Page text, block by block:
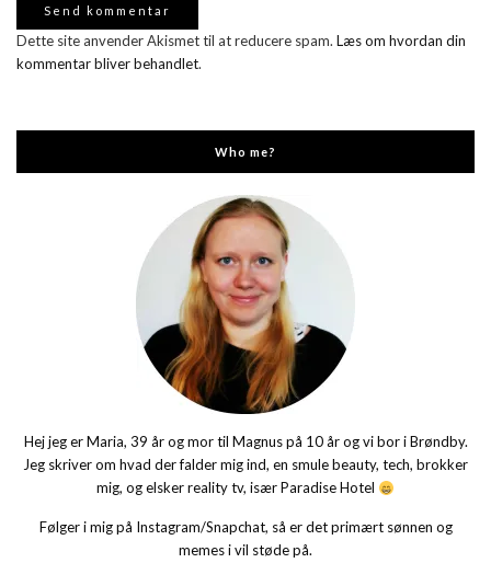
Dette site anvender Akismet til at reducere spam. Læs om hvordan din
kommentar bliver behandlet.
Who me?
Hej jeg er Maria, 39 år og mor til Magnus på 10 år og vi bor i Brøndby.
Jeg skriver om hvad der falder mig ind, en smule beauty, tech, brokker
mig, og elsker reality tv, især Paradise Hotel
Følger i mig på Instagram/Snapchat, så er det primært sønnen og
memes i vil støde på.